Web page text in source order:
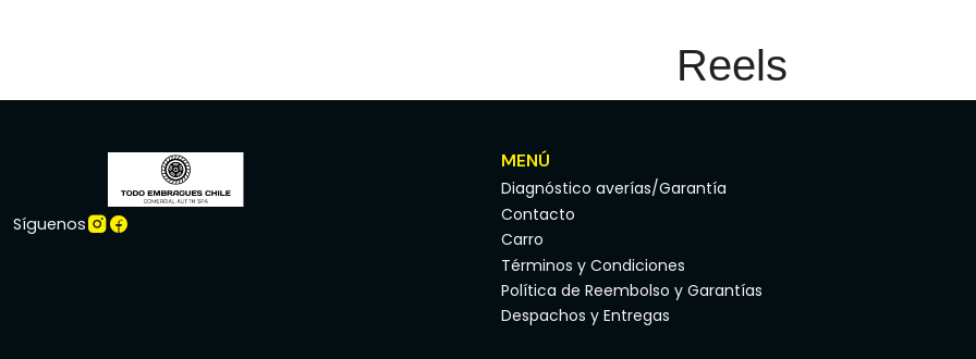
Reels
Síguenos
MENÚ
Diagnóstico averías/Garantía
Contacto
Carro
Términos y Condiciones
Política de Reembolso y Garantías
Despachos y Entregas